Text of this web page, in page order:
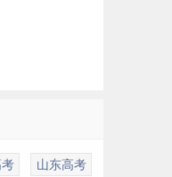
山东高考